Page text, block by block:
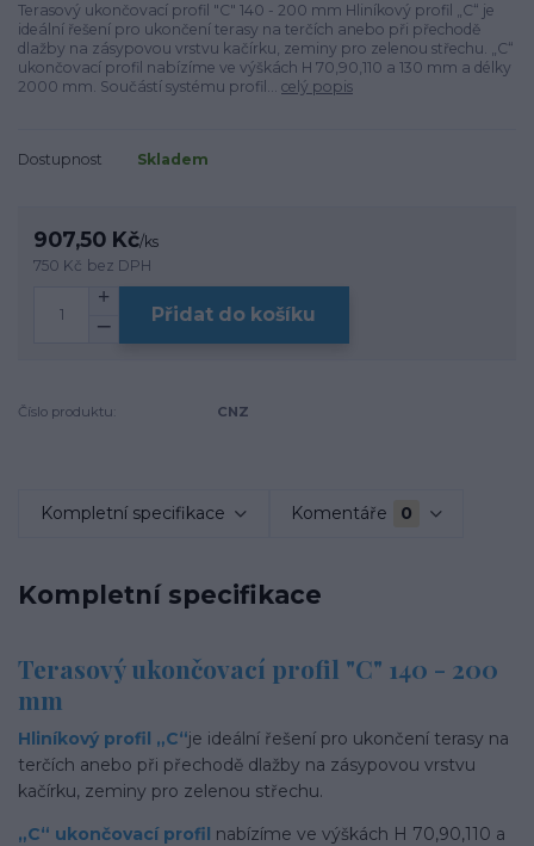
Terasový ukončovací profil "C" 140 - 200 mm Hliníkový profil „C“ je
ideální řešení pro ukončení terasy na terčích anebo při přechodě
dlažby na zásypovou vrstvu kačírku, zeminy pro zelenou střechu. „C“
ukončovací profil nabízíme ve výškách H 70,90,110 a 130 mm a délky
2000 mm. Součástí systému profil... celý popis
Dostupnost Skladem
907,50 Kč/ks
750 Kč bez DPH
Přidat do košíku
Číslo produktu: CNZ
Kompletní specifikace Komentáře 0
Kompletní specifikace
Terasový ukončovací profil "C" 140 - 200
mm
Hliníkový profil „C“je ideální řešení pro ukončení terasy na
terčích anebo při přechodě dlažby na zásypovou vrstvu
kačírku, zeminy pro zelenou střechu.
„C“ ukončovací profil nabízíme ve výškách H 70,90,110 a